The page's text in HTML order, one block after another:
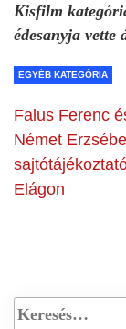
Kisfilm
édesanyja vette
EGYÉB KATEGÓRIA
Falus Ferenc
Német
Elágon